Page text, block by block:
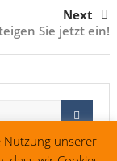
Next
Sie jetzt ein!
Nutzung unserer